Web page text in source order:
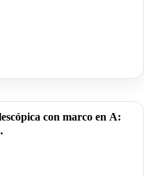
con marco en A: